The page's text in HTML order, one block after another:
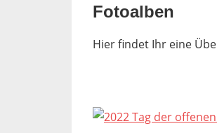
Fotoalben
Hier findet Ihr eine